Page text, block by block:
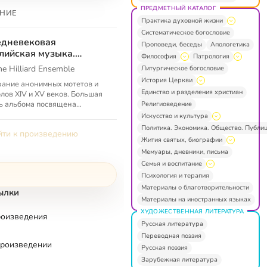
музыка.
XIV и XV столетий
Hilliard Ensemble
анонимных мотетов и
XIV и XV веков. Большая
альбома посвящена
к произведению
ПРЕДМЕТНЫЙ КАТАЛОГ
Практика духовной жизни
Систематическое богословие
Проповеди, беседы
Апологетика
Философия
Патрология
Литургическое богословие
История Церкви
Единство и разделения христиан
Религиоведение
Искусство и культура
Политика. Экономика. Общество.
Жития святых, биографии
Мемуары, дневники, письма
Семья и воспитание
Психология и терапия
Материалы о благотворительности
Материалы на иностранных языках
ХУДОЖЕСТВЕННАЯ ЛИТЕРАТУРА
Русская литература
Переводная поэзия
Русская поэзия
Зарубежная литература